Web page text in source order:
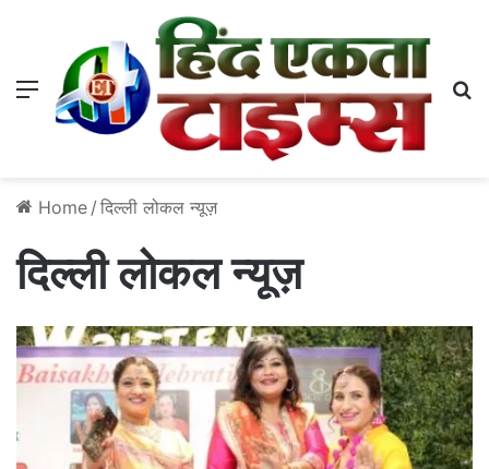
Menu
Home / दिल्ली लोकल न्यूज़
दिल्ली लोकल न्यूज़